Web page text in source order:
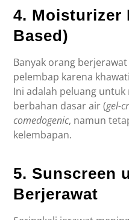
4. Moisturizer
Based)
Banyak orang
pelembap karena
Ini adalah peluang untuk
berbahan dasar air (gel-
comedogenic, namun
kelembapan.
5. Sunscreen
Berjerawat